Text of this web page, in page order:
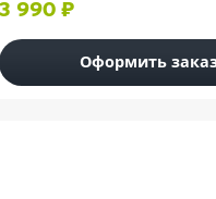
3 990 ₽
Оформить